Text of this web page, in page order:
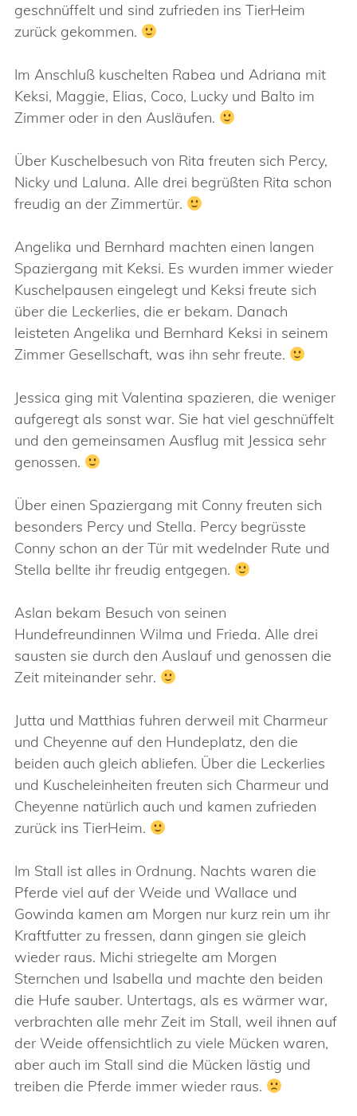
geschnüffelt und sind zufrieden ins TierHeim
zurück gekommen.
Im Anschluß kuschelten Rabea und Adriana mit
Keksi, Maggie, Elias, Coco, Lucky und Balto im
Zimmer oder in den Ausläufen.
Über Kuschelbesuch von Rita freuten sich Percy,
Nicky und Laluna. Alle drei begrüßten Rita schon
freudig an der Zimmertür.
Angelika und Bernhard machten einen langen
Spaziergang mit Keksi. Es wurden immer wieder
Kuschelpausen eingelegt und Keksi freute sich
über die Leckerlies, die er bekam. Danach
leisteten Angelika und Bernhard Keksi in seinem
Zimmer Gesellschaft, was ihn sehr freute.
Jessica ging mit Valentina spazieren, die weniger
aufgeregt als sonst war. Sie hat viel geschnüffelt
und den gemeinsamen Ausflug mit Jessica sehr
genossen.
Über einen Spaziergang mit Conny freuten sich
besonders Percy und Stella. Percy begrüsste
Conny schon an der Tür mit wedelnder Rute und
Stella bellte ihr freudig entgegen.
Aslan bekam Besuch von seinen
Hundefreundinnen Wilma und Frieda. Alle drei
sausten sie durch den Auslauf und genossen die
Zeit miteinander sehr.
Jutta und Matthias fuhren derweil mit Charmeur
und Cheyenne auf den Hundeplatz, den die
beiden auch gleich abliefen. Über die Leckerlies
und Kuscheleinheiten freuten sich Charmeur und
Cheyenne natürlich auch und kamen zufrieden
zurück ins TierHeim.
Im Stall ist alles in Ordnung. Nachts waren die
Pferde viel auf der Weide und Wallace und
Gowinda kamen am Morgen nur kurz rein um ihr
Kraftfutter zu fressen, dann gingen sie gleich
wieder raus. Michi striegelte am Morgen
Sternchen und Isabella und machte den beiden
die Hufe sauber. Untertags, als es wärmer war,
verbrachten alle mehr Zeit im Stall, weil ihnen auf
der Weide offensichtlich zu viele Mücken waren,
aber auch im Stall sind die Mücken lästig und
treiben die Pferde immer wieder raus.